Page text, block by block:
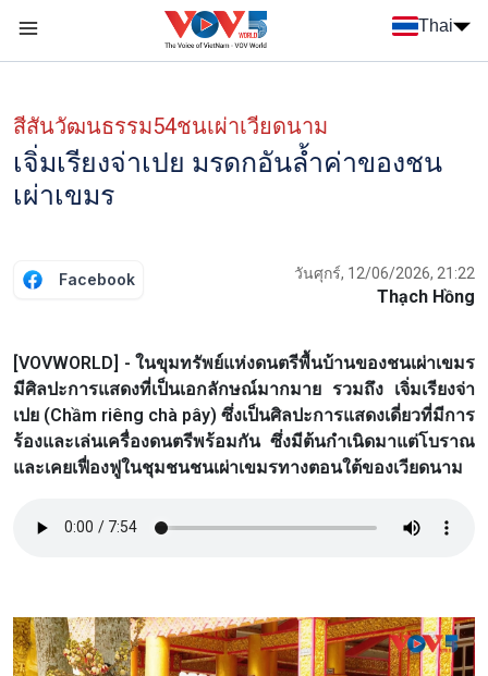
Thai
สีสันวัฒนธรรม54ชนเผ่าเวียดนาม
เจิ่มเรียงจ่าเปย มรดกอันล้ำค่าของชน
เผ่าเขมร
Facebook วันศุกร์, 12/06/2026, 21:22
Thạch Hồng
[VOVWORLD] - ในขุมทรัพย์แห่งดนตรีพื้นบ้านของชนเผ่าเขมร
มีศิลปะการแสดงที่เป็นเอกลักษณ์มากมาย รวมถึง เจิ่มเรียงจ่า
เปย (Chầm riêng chà pây) ซึ่งเป็นศิลปะการแสดงเดี่ยวที่มีการ
ร้องและเล่นเครื่องดนตรีพร้อมกัน ซึ่งมีต้นกำเนิดมาแต่โบราณ
และเคยเฟื่องฟูในชุมชนชนเผ่าเขมรทางตอนใต้ของเวียดนาม